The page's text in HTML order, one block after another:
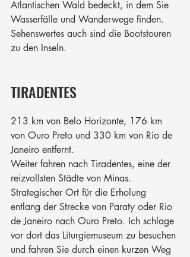
Atlantischen Wald bedeckt, in dem Sie
Wasserfälle und Wanderwege finden.
Sehenswertes auch sind die Bootstouren
zu den Inseln.
TIRADENTES
213 km von Belo Horizonte, 176 km
von Ouro Preto und 330 km von Rio de
Janeiro entfernt.
Weiter fahren nach Tiradentes, eine der
reizvollsten Städte von Minas.
Strategischer Ort für die Erholung
entlang der Strecke von Paraty oder Rio
de Janeiro nach Ouro Preto. Ich schlage
vor dort das Liturgiemuseum zu besuchen
und fahren Sie durch einen kurzen Weg